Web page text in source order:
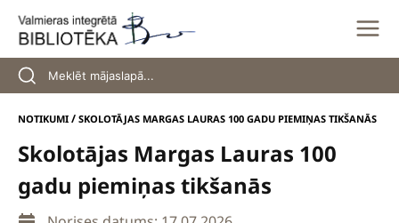
content
NOTIKUMI / SKOLOTĀJAS MARGAS LAURAS 100 GADU PIEMIŅAS TIKŠANĀS
Skolotājas Margas Lauras 100
gadu piemiņas tikšanās